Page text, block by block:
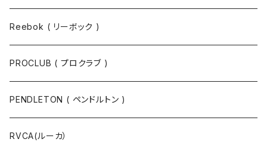
Reebok ( リーボック )
PROCLUB ( プロクラブ )
PENDLETON ( ペンドルトン )
RVCA(ルーカ）